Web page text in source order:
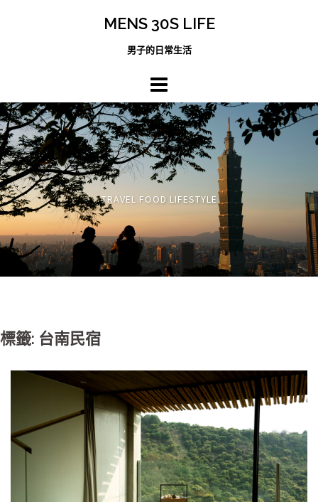
MENS 30S LIFE
男子的日常生活
TRAVEL FOOD LIFESTYLE
標籤: 台南民宿